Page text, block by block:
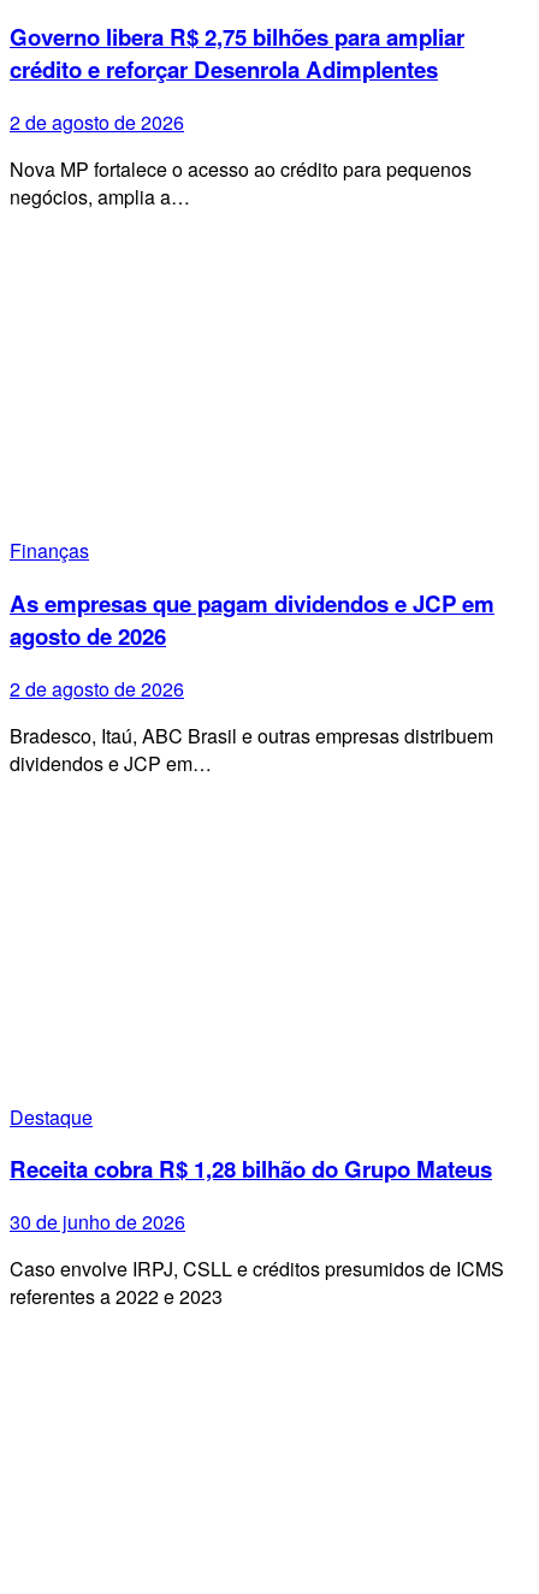
Governo libera R$ 2,75 bilhões para ampliar
crédito e reforçar Desenrola Adimplentes
2 de agosto de 2026
Nova MP fortalece o acesso ao crédito para pequenos
negócios, amplia a…
Finanças
As empresas que pagam dividendos e JCP em
agosto de 2026
2 de agosto de 2026
Bradesco, Itaú, ABC Brasil e outras empresas distribuem
dividendos e JCP em…
Destaque
Receita cobra R$ 1,28 bilhão do Grupo Mateus
30 de junho de 2026
Caso envolve IRPJ, CSLL e créditos presumidos de ICMS
referentes a 2022 e 2023